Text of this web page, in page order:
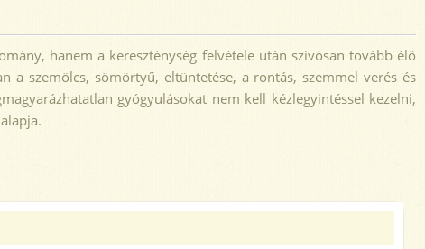
hanem a kereszténység felvétele után szívósan tovább élő
a szemölcs, sömörtyű, eltüntetése, a rontás, szemmel verés és
gyógyulásokat nem kell kézlegyintéssel kezelni,